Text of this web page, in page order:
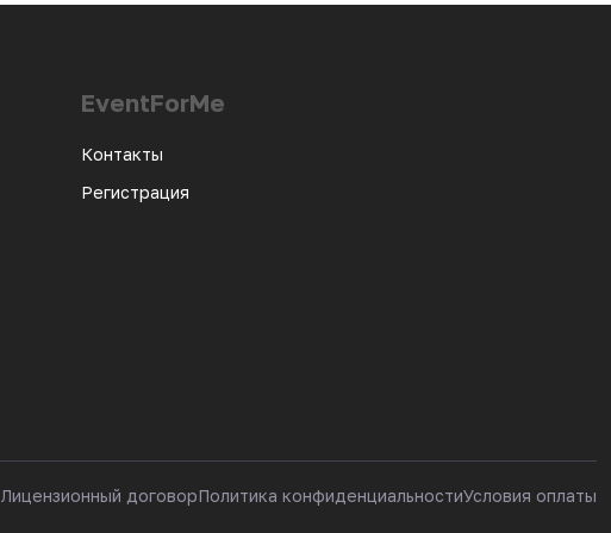
EventForMe
Контакты
Регистрация
Лицензионный договорПолитика конфиденциальностиУсловия оплаты